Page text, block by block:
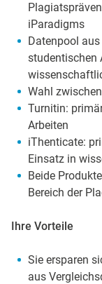
iParadigms
Datenpool
studentischen
Wahl
Turnitin:
Arbeiten
iThenticate:
Einsatz in
Beide
Bereich der
Ihre Vorteile
Sie ersparen
aus